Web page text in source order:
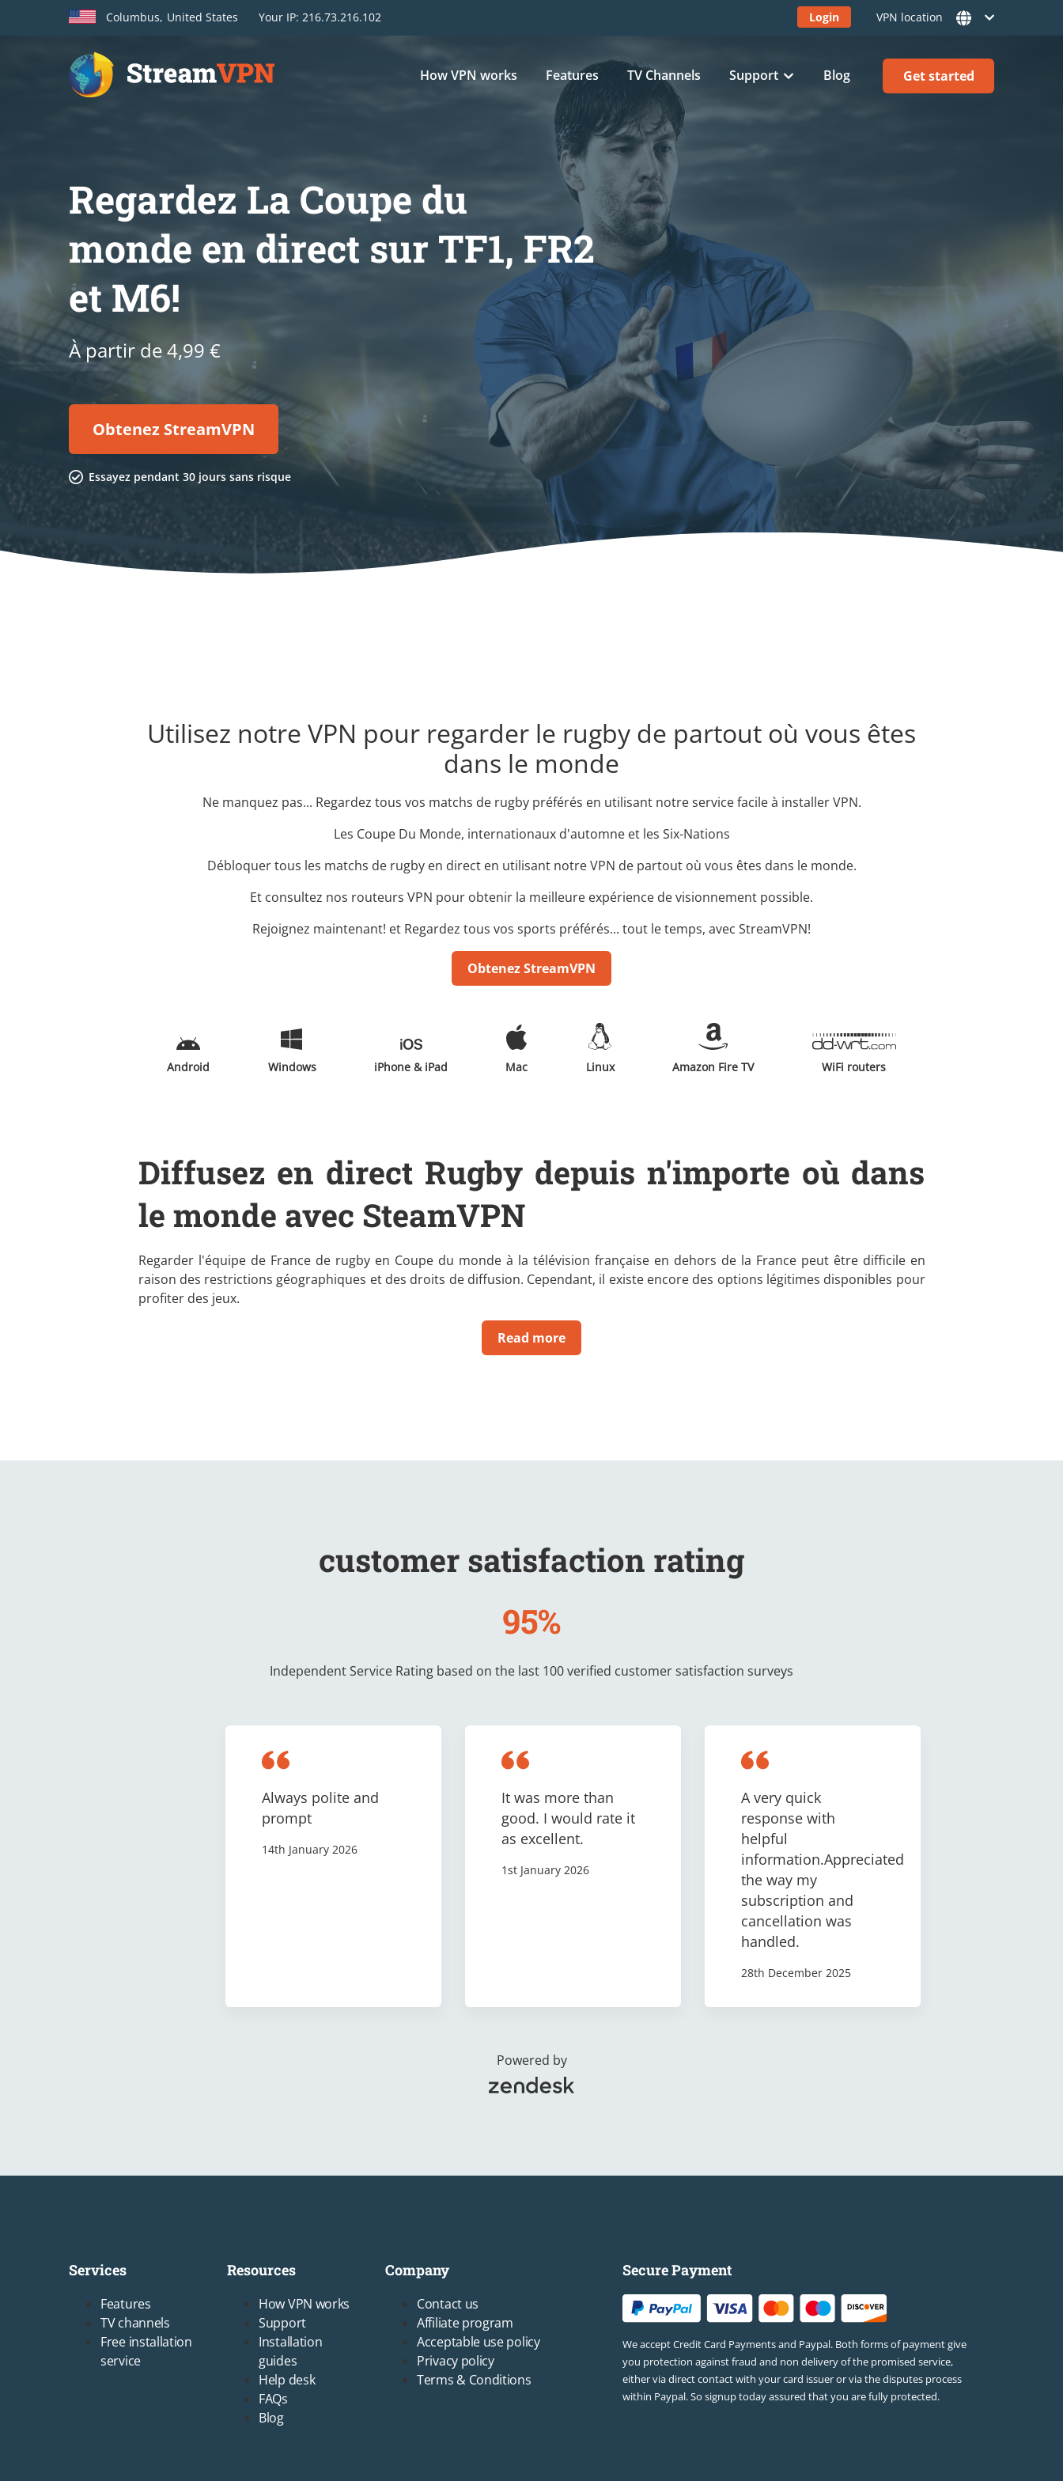
Columbus, United States Your IP: 216.73.216.102 VPN location
Login
Main
navigation
How VPN works Features TV Channels Support Blog Get started
Regardez La Coupe du
monde en direct sur TF1, FR2
et M6!
À partir de 4,99 €
Obtenez StreamVPN
Essayez pendant 30 jours sans risque
Utilisez notre VPN pour regarder le rugby de partout où vous êtes
dans le monde
Ne manquez pas... Regardez tous vos matchs de rugby préférés en utilisant notre service facile à installer VPN.
Les Coupe Du Monde, internationaux d'automne et les Six-Nations
Débloquer tous les matchs de rugby en direct en utilisant notre VPN de partout où vous êtes dans le monde.
Et consultez nos routeurs VPN pour obtenir la meilleure expérience de visionnement possible.
Rejoignez maintenant! et Regardez tous vos sports préférés... tout le temps, avec StreamVPN!
Obtenez StreamVPN
Android Windows iPhone & iPad Mac Linux Amazon Fire TV WiFi routers
Diffusez en direct Rugby depuis n'importe où dans
le monde avec SteamVPN
Regarder l'équipe de France de rugby en Coupe du monde à la télévision française en dehors de la France peut être difficile en
raison des restrictions géographiques et des droits de diffusion. Cependant, il existe encore des options légitimes disponibles pour
profiter des jeux.
Read more
customer satisfaction rating
95%
Independent Service Rating based on the last 100 verified customer satisfaction surveys
Always polite and
prompt
14th January 2026
It was more than
good. I would rate it
as excellent.
1st January 2026
A very quick
response with
helpful
information.Appreciated
the way my
subscription and
cancellation was
handled.
28th December 2025
Powered by
Services
Footer1
Features
TV channels
Free installation
service
Resources
Footer2
How VPN works
Support
Installation
guides
Help desk
FAQs
Blog
Company
Footer3
Contact us
Affiliate program
Acceptable use policy
Privacy policy
Terms & Conditions
Secure Payment
We accept Credit Card Payments and Paypal. Both forms of payment give
you protection against fraud and non delivery of the promised service,
either via direct contact with your card issuer or via the disputes process
within Paypal. So signup today assured that you are fully protected.